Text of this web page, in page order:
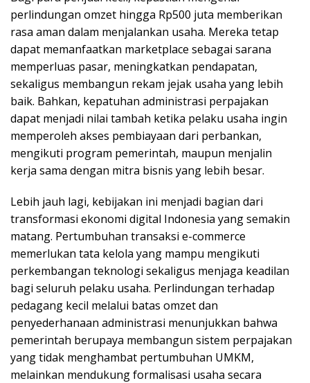
perlindungan omzet hingga Rp500 juta memberikan
rasa aman dalam menjalankan usaha. Mereka tetap
dapat memanfaatkan marketplace sebagai sarana
memperluas pasar, meningkatkan pendapatan,
sekaligus membangun rekam jejak usaha yang lebih
baik. Bahkan, kepatuhan administrasi perpajakan
dapat menjadi nilai tambah ketika pelaku usaha ingin
memperoleh akses pembiayaan dari perbankan,
mengikuti program pemerintah, maupun menjalin
kerja sama dengan mitra bisnis yang lebih besar.
Lebih jauh lagi, kebijakan ini menjadi bagian dari
transformasi ekonomi digital Indonesia yang semakin
matang. Pertumbuhan transaksi e-commerce
memerlukan tata kelola yang mampu mengikuti
perkembangan teknologi sekaligus menjaga keadilan
bagi seluruh pelaku usaha. Perlindungan terhadap
pedagang kecil melalui batas omzet dan
penyederhanaan administrasi menunjukkan bahwa
pemerintah berupaya membangun sistem perpajakan
yang tidak menghambat pertumbuhan UMKM,
melainkan mendukung formalisasi usaha secara